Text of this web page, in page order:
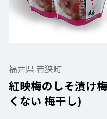
福井県 若狭町
紅映梅のしそ漬け
くない 梅干し)